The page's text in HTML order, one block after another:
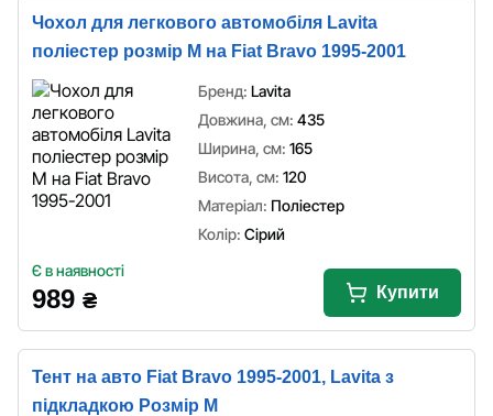
Чохол для легкового автомобіля Lavita
поліестер розмір M на Fiat Bravo 1995-2001
Бренд: Lavita
Довжина, см: 435
Ширина, см: 165
Висота, см: 120
Матеріал: Поліестер
Колір: Сірий
Є в наявності
989 ₴ Купити
Тент на авто Fiat Bravo 1995-2001, Lavita з
підкладкою Розмір M